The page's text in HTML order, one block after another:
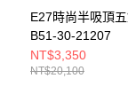
E27時尚半吸頂
B51-30-21207
NT$3,350
NT$20,100